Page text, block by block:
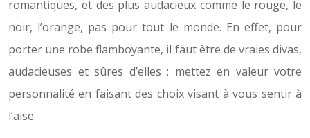
romantiques, et des plus audacieux comme le rouge, le
noir, l’orange, pas pour tout le monde. En effet, pour
porter une robe flamboyante, il faut être de vraies divas,
audacieuses et sûres d’elles : mettez en valeur votre
personnalité en faisant des choix visant à vous sentir à
l’aise.